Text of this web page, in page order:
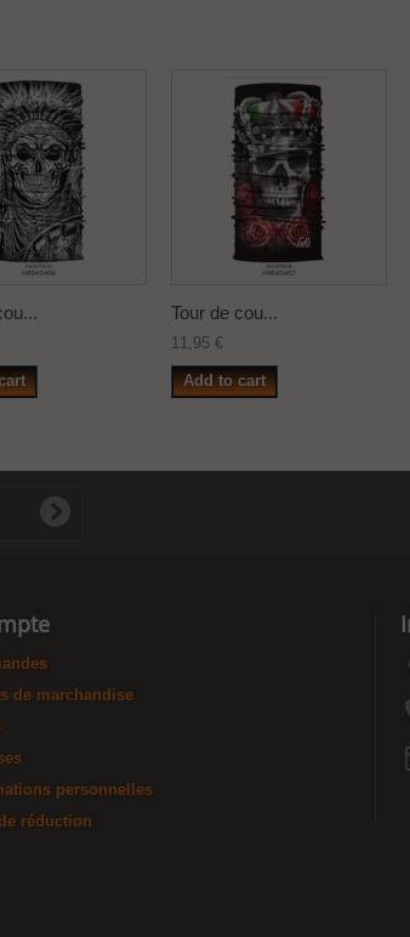
Tour de cou...
11,95 €
Add to cart
de marchandise
personnelles
réduction